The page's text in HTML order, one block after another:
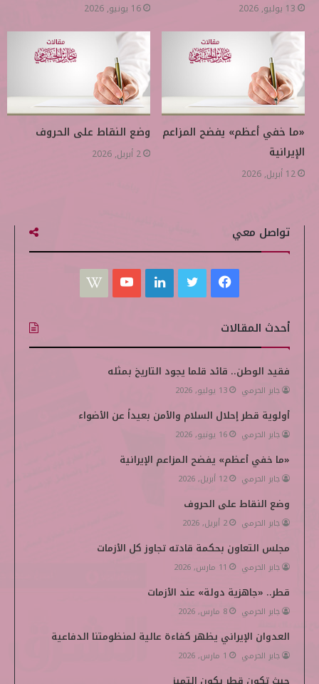
13 يوليو, 2026 16 يونيو, 2026
«ما خفي أعظم» يفضح المزاعم
الإيرانية
12 أبريل, 2026
وضع النقاط على الحروف
2 أبريل, 2026
تواصل معي
س
ب
و
ك
ي
ت
ر
ن
ك
إ
ن
ت
ي
ب
k
e
أحدث المقالات
فقيد الوطن.. قائد قلما يجود التاريخ بمثله
جابر الحرمي 13 يوليو, 2026
أولوية قطر إحلال السلام والأمن بعيداً عن الأضواء
جابر الحرمي 16 يونيو, 2026
«ما خفي أعظم» يفضح المزاعم الإيرانية
جابر الحرمي 12 أبريل, 2026
وضع النقاط على الحروف
جابر الحرمي 2 أبريل, 2026
مجلس التعاون بحكمة قادته تجاوز كل الأزمات
جابر الحرمي 11 مارس, 2026
قطر.. «جاهزية دولة» عند الأزمات
جابر الحرمي 8 مارس, 2026
العدوان الإيراني يظهر كفاءة عالية لمنظومتنا الدفاعية
جابر الحرمي 1 مارس, 2026